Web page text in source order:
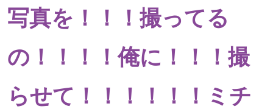
写真を！！！撮ってる
の！！！！俺に！！！撮
らせて！！！！！！ミチ